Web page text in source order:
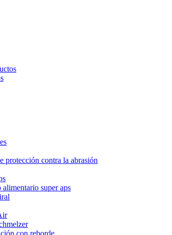
protección contra la abrasión
alimentario super aps
con reborde